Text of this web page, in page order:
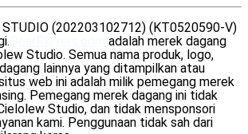
(202203102712) (KT0520590-V)
adalah merek dagang
Studio. Semua nama produk, logo,
lainnya yang ditampilkan atau
web ini adalah milik pemegang merek
Pemegang merek dagang ini tidak
Studio, dan tidak mensponsori
kami. Penggunaan tidak sah dari